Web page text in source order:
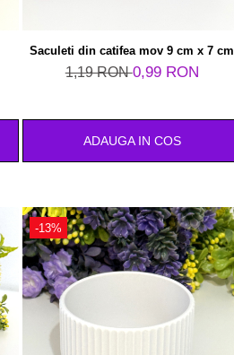
Saculeti din catifea mov 9 cm x 7 cm
1,19 RON0,99 RON
ADAUGA IN COS
-13%